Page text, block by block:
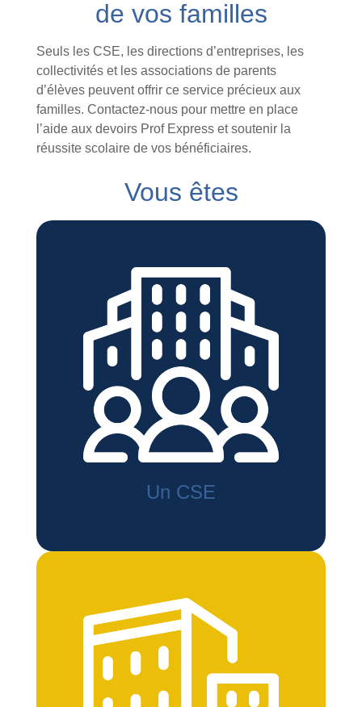
de vos familles
Seuls les CSE, les directions d’entreprises, les
collectivités et les associations de parents
d’élèves peuvent offrir ce service précieux aux
familles. Contactez-nous pour mettre en place
l’aide aux devoirs Prof Express et soutenir la
réussite scolaire de vos bénéficiaires.
Vous êtes
Un CSE